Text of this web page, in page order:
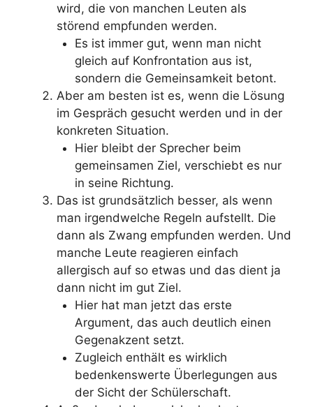
wird, die von manchen Leuten als
störend empfunden werden.
Es ist immer gut, wenn man nicht
gleich auf Konfrontation aus ist,
sondern die Gemeinsamkeit betont.
Aber am besten ist es, wenn die Lösung
im Gespräch gesucht werden und in der
konkreten Situation.
Hier bleibt der Sprecher beim
gemeinsamen Ziel, verschiebt es nur
in seine Richtung.
Das ist grundsätzlich besser, als wenn
man irgendwelche Regeln aufstellt. Die
dann als Zwang empfunden werden. Und
manche Leute reagieren einfach
allergisch auf so etwas und das dient ja
dann nicht im gut Ziel.
Hier hat man jetzt das erste
Argument, das auch deutlich einen
Gegenakzent setzt.
Zugleich enthält es wirklich
bedenkenswerte Überlegungen aus
der Sicht der Schülerschaft.